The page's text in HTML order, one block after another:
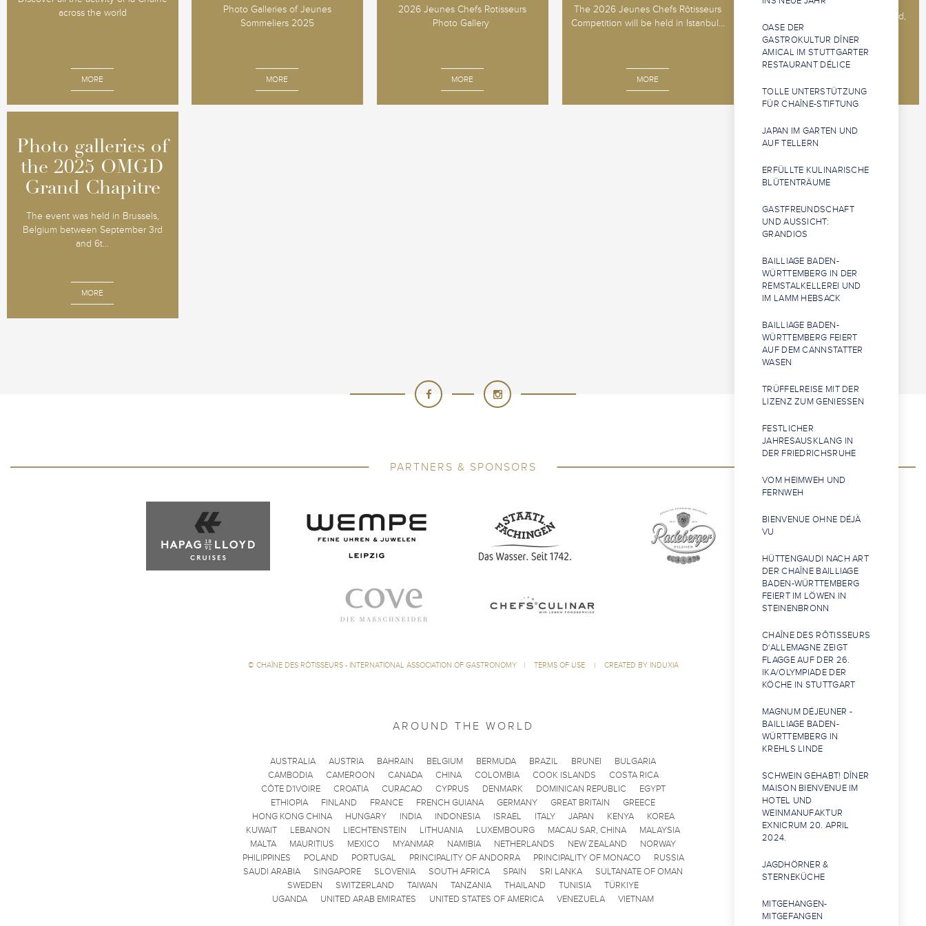
OASE DER
GASTROKULTUR DÎNER
AMICAL IM STUTTGARTER
RESTAURANT DÉLICE
TOLLE UNTERSTÜTZUNG
FÜR CHAÎNE-STIFTUNG
JAPAN IM GARTEN UND
AUF TELLERN
ERFÜLLTE KULINARISCHE
BLÜTENTRÄUME
GASTFREUNDSCHAFT
UND AUSSICHT:
GRANDIOS
BAILLIAGE BADEN-
WÜRTTEMBERG IN DER
REMSTALKELLEREI UND
IM LAMM HEBSACK
BAILLIAGE BADEN-
WÜRTTEMBERG FEIERT
AUF DEM CANNSTATTER
WASEN
TRÜFFELREISE MIT DER
LIZENZ ZUM GENIESSEN
FESTLICHER
JAHRESAUSKLANG IN
DER FRIEDRICHSRUHE
VOM HEIMWEH UND
FERNWEH
BIENVENUE OHNE DÉJÀ
VU
HÜTTENGAUDI NACH ART
DER CHAÎNE BAILLIAGE
BADEN-WÜRTTEMBERG
FEIERT IM LÖWEN IN
STEINENBRONN
CHAÎNE DES RÔTISSEURS
D‘ALLEMAGNE ZEIGT
FLAGGE AUF DER 26.
IKA/OLYMPIADE DER
KÖCHE IN STUTTGART
MAGNUM DÉJEUNER -
BAILLIAGE BADEN-
WÜRTTEMBERG IN
KREHLS LINDE
SCHWEIN GEHABT! DÎNER
MAISON BIENVENUE IM
HOTEL UND
WEINMANUFAKTUR
EXNICRUM 20. APRIL
2024.
JAGDHÖRNER &
STERNEKÜCHE
MITGEHANGEN-
MITGEFANGEN
across the world
MORE
Photo Galleries of Jeunes
Sommeliers 2025
MORE
2026 Jeunes Chefs Rotisseurs
Photo Gallery
MORE
The 2026 Jeunes Chefs Rôtisseurs
Competition will be held in Istanbul...
MORE
The 2026 Jeunes Sommeliers
Competition will be held in Båstad,
Sweden, 14 - 18 o...
Photo galleries of
the 2025 OMGD
Grand Chapitre
The event was held in Brussels,
Belgium between September 3rd
and 6t...
MORE
Photo galleries of
the 2025 OMGD
Grand Chapitre
PARTNERS & SPONSORS
© CHAÎNE DES RÔTISSEURS - INTERNATIONAL ASSOCIATION OF GASTRONOMY | TERMS OF USE | CREATED BY INDUXIA
AROUND THE WORLD
AUSTRALIA AUSTRIA BAHRAIN BELGIUM BERMUDA BRAZIL BRUNEI
BULGARIA
CAMBODIA
CAMEROON CANADA CHINA COLOMBIA COOK ISLANDS
COSTA RICA
CÔTE D'IVOIRE
CROATIA CURACAO CYPRUS DENMARK DOMINICAN REPUBLIC
EGYPT
ETHIOPIA
FINLAND FRANCE FRENCH GUIANA GERMANY GREAT BRITAIN
GREECE
HONG KONG CHINA
HUNGARY INDIA INDONESIA ISRAEL ITALY JAPAN KENYA
KOREA
KUWAIT
LEBANON LIECHTENSTEIN LITHUANIA LUXEMBOURG MACAU SAR, CHINA
MALAYSIA
MALTA
MAURITIUS MEXICO MYANMAR NAMIBIA NETHERLANDS NEW ZEALAND
NORWAY
PHILIPPINES
POLAND PORTUGAL PRINCIPALITY OF ANDORRA PRINCIPALITY OF MONACO
RUSSIA
SAUDI ARABIA
SINGAPORE SLOVENIA SOUTH AFRICA SPAIN SRI LANKA
SULTANATE OF OMAN
SWEDEN
SWITZERLAND TAIWAN TANZANIA THAILAND TUNISIA
TÜRKIYE
UGANDA
UNITED ARAB EMIRATES UNITED STATES OF AMERICA VENEZUELA VIETNAM